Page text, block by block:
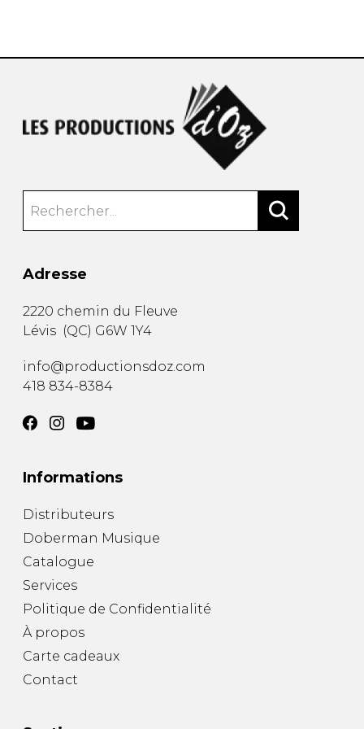
Adresse
2220 chemin du Fleuve
Lévis (QC) G6W 1Y4
info@productionsdoz.com
418 834-8384
Informations
Distributeurs
Doberman Musique
Catalogue
Services
Politique de Confidentialité
À propos
Carte cadeaux
Contact